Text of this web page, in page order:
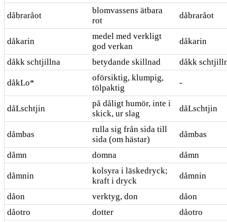
dåbraråot
blomvassens ätbara
rot
dåbraråot
dåkarin
medel med verkligt
god verkan
dåkarin
dåkk schtjillna betydande skillnad dåkk
dåkLo*
oförsiktig, klumpig,
tölpaktig
-
dåLschtjin
på dåligt humör, inte i
skick, ur slag
dåLschtjin
dåmbas
rulla sig från sida till
sida (om hästar)
dåmbas
dåmn domna dåmn
dåmnin
kolsyra i läskedryck;
kraft i dryck
dåmnin
dåon verktyg, don
dåon
dåotro
dotter dåotro